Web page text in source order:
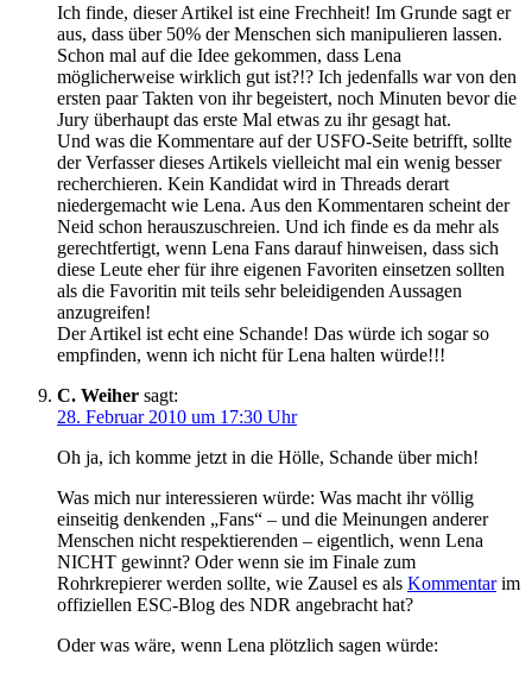
Ich finde, dieser Artikel ist eine Frechheit! Im Grunde sagt er
aus, dass über 50% der Menschen sich manipulieren lassen.
Schon mal auf die Idee gekommen, dass Lena
möglicherweise wirklich gut ist?!? Ich jedenfalls war von den
ersten paar Takten von ihr begeistert, noch Minuten bevor die
Jury überhaupt das erste Mal etwas zu ihr gesagt hat.
Und was die Kommentare auf der USFO-Seite betrifft, sollte
der Verfasser dieses Artikels vielleicht mal ein wenig besser
recherchieren. Kein Kandidat wird in Threads derart
niedergemacht wie Lena. Aus den Kommentaren scheint der
Neid schon herauszuschreien. Und ich finde es da mehr als
gerechtfertigt, wenn Lena Fans darauf hinweisen, dass sich
diese Leute eher für ihre eigenen Favoriten einsetzen sollten
als die Favoritin mit teils sehr beleidigenden Aussagen
anzugreifen!
Der Artikel ist echt eine Schande! Das würde ich sogar so
empfinden, wenn ich nicht für Lena halten würde!!!
C. Weiher sagt:
28. Februar 2010 um 17:30 Uhr
Oh ja, ich komme jetzt in die Hölle, Schande über mich!
Was mich nur interessieren würde: Was macht ihr völlig
einseitig denkenden „Fans“ – und die Meinungen anderer
Menschen nicht respektierenden – eigentlich, wenn Lena
NICHT gewinnt? Oder wenn sie im Finale zum
Rohrkrepierer werden sollte, wie Zausel es als Kommentarim
offiziellen ESC-Blog des NDR angebracht hat?
Oder was wäre, wenn Lena plötzlich sagen würde: